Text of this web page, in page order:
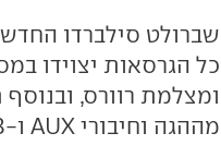
שברולט סילברדו
כל הגרסאות יצוידו
ומצלמת רוורס,